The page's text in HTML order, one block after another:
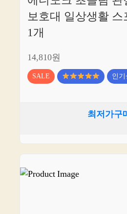
보호대 일상생활 스
1개
14,810원
SALE 인
최저가구